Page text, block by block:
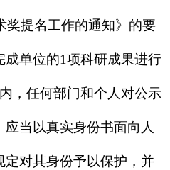
奖提名工作的通知》的要
成单位的1项科研成果进行
，任何部门和个人对公示
当以真实身份书面向人
定对其身份予以保护，并